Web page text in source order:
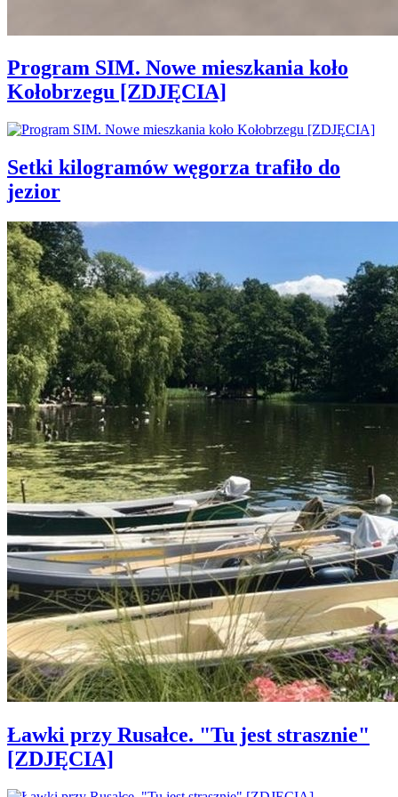
Program SIM. Nowe mieszkania koło
Kołobrzegu [ZDJĘCIA]
Setki kilogramów węgorza trafiło do
jezior
Ławki przy Rusałce. "Tu jest strasznie"
[ZDJĘCIA]